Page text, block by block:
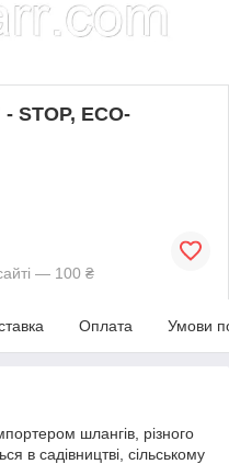
STOP, ECO-
— 100 ₴
Оплата Умови
шлангів, різного
в садівництві, сільському